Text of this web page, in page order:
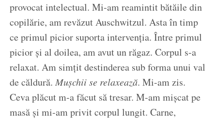
provocat intelectual. Mi-am reamintit bătăile din
copilărie, am revăzut Auschwitzul. Asta în timp
ce primul picior suporta intervenția. Între primul
picior și al doilea, am avut un răgaz. Corpul s-a
relaxat. Am simțit destinderea sub forma unui val
de căldură. Mușchii se relaxează. Mi-am zis.
Ceva plăcut m-a făcut să tresar. M-am mișcat pe
masă și mi-am privit corpul lungit. Carne,